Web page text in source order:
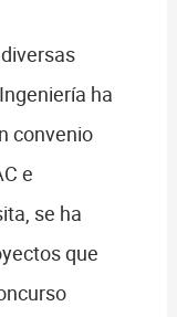
ha
convenio
e
se ha
que